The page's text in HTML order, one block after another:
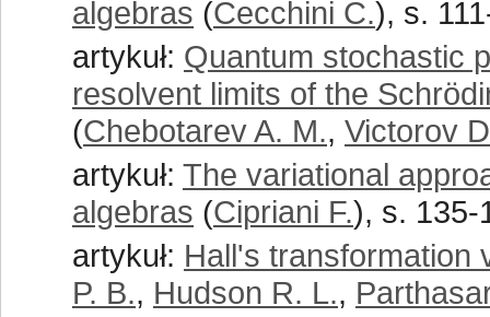
algebras (Cecchini C.), s.
artykuł: Quantum stochastic
resolvent limits of the
(Chebotarev A. M., Victorov
artykuł: The variational
algebras (Cipriani F.), s. 135-
artykuł: Hall's transformation
P. B., Hudson R. L.,